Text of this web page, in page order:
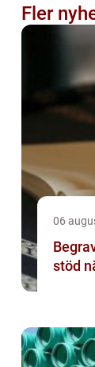
Fler
06
stöd